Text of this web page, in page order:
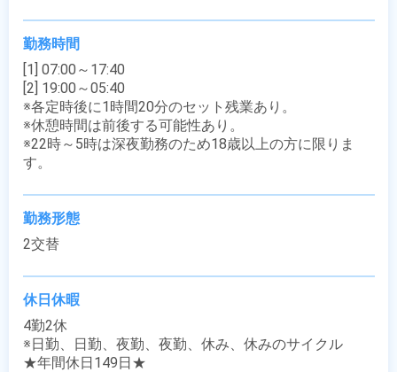
勤務時間
[1] 07:00～17:40
[2] 19:00～05:40
※各定時後に1時間20分のセット残業あり。
※休憩時間は前後する可能性あり。
※22時～5時は深夜勤務のため18歳以上の方に限りま
す。
勤務形態
2交替
休日休暇
4勤2休
※日勤、日勤、夜勤、夜勤、休み、休みのサイクル
★年間休日149日★